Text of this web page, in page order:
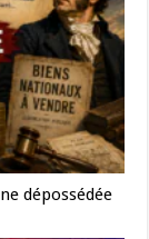
dépossédée